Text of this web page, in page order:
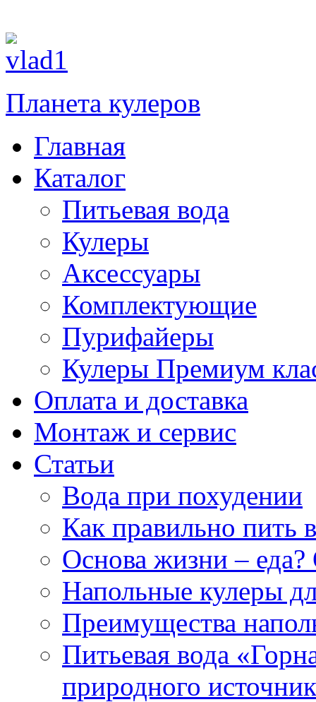
Планета кулеров
Главная
Каталог
Питьевая вода
Кулеры
Аксессуары
Комплектующие
Пурифайеры
Кулеры Премиум
Оплата и доставка
Монтаж и сервис
Статьи
Вода при похудении
Как правильно пить
Основа жизни –
Напольные кулеры
Преимущества
Питьевая вода
природного